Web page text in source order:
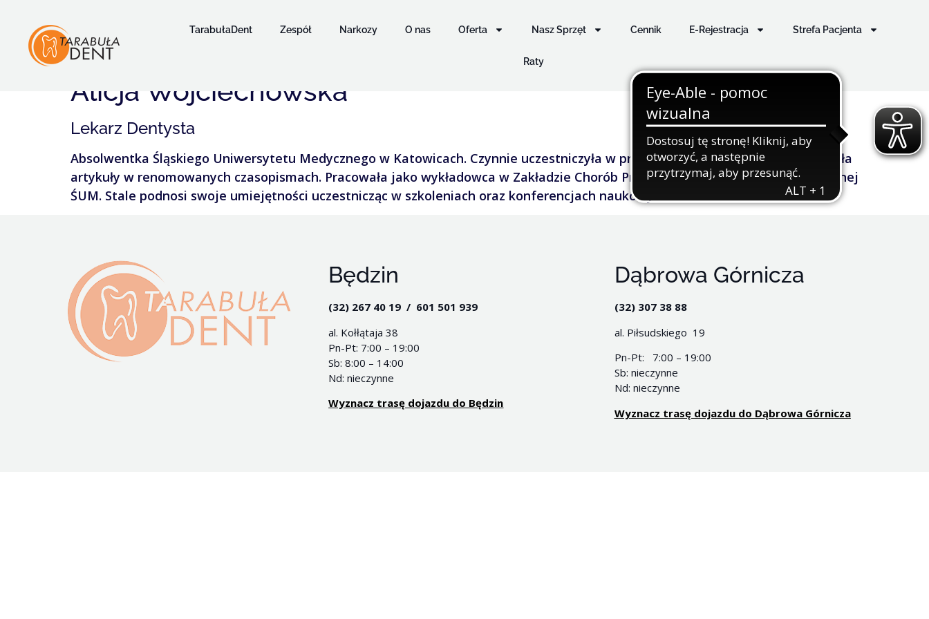
TarabułaDent Zespół Narkozy O nas Oferta Nasz Sprzęt Cennik E-Rejestracja Strefa Pacjenta
Raty
Alicja Wojciechowska
Lekarz Dentysta
Absolwentka Śląskiego Uniwersytetu Medycznego w Katowicach. Czynnie uczestniczyła w pracy kół naukowych oraz publikowała
artykuły w renomowanych czasopismach. Pracowała jako wykładowca w Zakładzie Chorób Przyzębia i Błony Śluzowej Jamy Ustnej
ŚUM. Stale podnosi swoje umiejętności uczestnicząc w szkoleniach oraz konferencjach naukowych.
Będzin
(32) 267 40 19 / 601 501 939
al. Kołłątaja 38
Pn-Pt: 7:00 – 19:00
Sb: 8:00 – 14:00
Nd: nieczynne
Wyznacz trasę dojazdu do Będzin
Dąbrowa Górnicza
(32) 307 38 88
al. Piłsudskiego 19
Pn-Pt: 7:00 – 19:00
Sb: nieczynne
Nd: nieczynne
Wyznacz trasę dojazdu do Dąbrowa Górnicza